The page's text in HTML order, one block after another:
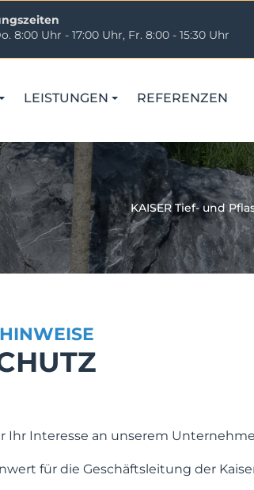
8:00 Uhr - 17:00 Uhr, Fr. 8:00 - 15:30 Uhr
LEISTUNGEN REFERENZEN
KAISER Tief- und
Ihr Interesse an unserem
für die Geschäftsleitung der